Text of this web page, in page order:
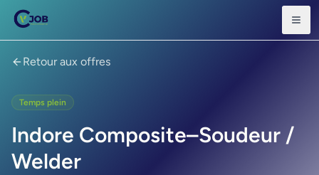
Retour aux offres
Temps plein
Indore Composite–Soudeur /
Welder